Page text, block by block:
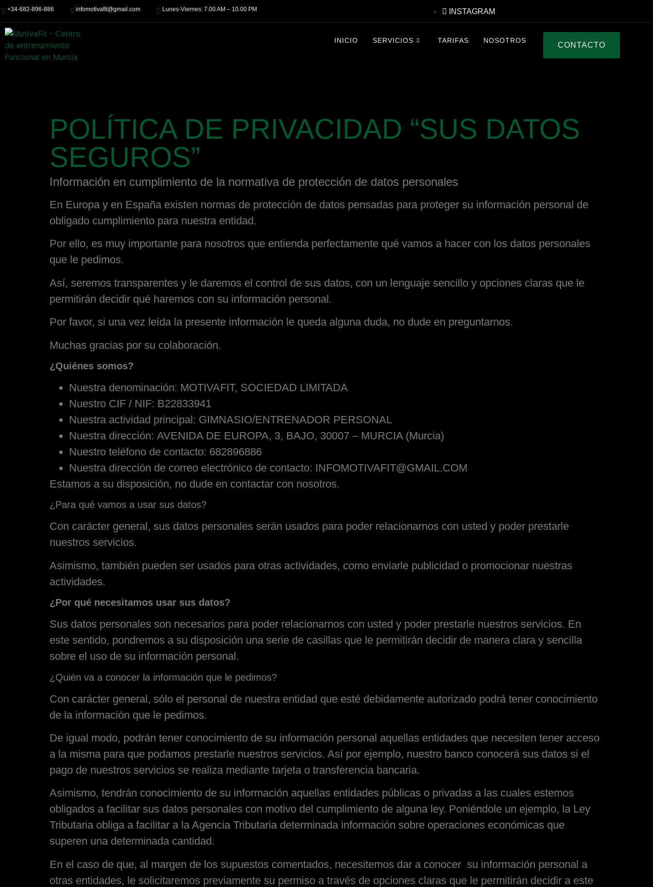
+34-682-896-886 infomotivafit@gmail.com Lunes-Viernes: 7.00 AM – 10.00 PM INSTAGRAM
INICIO SERVICIOS TARIFAS NOSOTROS
CONTACTO
POLÍTICA DE PRIVACIDAD “SUS DATOS
SEGUROS”
Información en cumplimiento de la normativa de protección de datos personales
En Europa y en España existen normas de protección de datos pensadas para proteger su información personal de
obligado cumplimiento para nuestra entidad.
Por ello, es muy importante para nosotros que entienda perfectamente qué vamos a hacer con los datos personales
que le pedimos.
Así, seremos transparentes y le daremos el control de sus datos, con un lenguaje sencillo y opciones claras que le
permitirán decidir qué haremos con su información personal.
Por favor, si una vez leída la presente información le queda alguna duda, no dude en preguntarnos.
Muchas gracias por su colaboración.
¿ Quiénes somos?
Nuestra denominación: MOTIVAFIT, SOCIEDAD LIMITADA
Nuestro CIF / NIF: B22833941
Nuestra actividad principal: GIMNASIO/ENTRENADOR PERSONAL
Nuestra dirección: AVENIDA DE EUROPA, 3, BAJO, 30007 – MURCIA (Murcia)
Nuestro teléfono de contacto: 682896886
Nuestra dirección de correo electrónico de contacto: INFOMOTIVAFIT@GMAIL.COM
Estamos a su disposición, no dude en contactar con nosotros.
¿Para qué vamos a usar sus datos?
Con carácter general, sus datos personales serán usados para poder relacionarnos con usted y poder prestarle
nuestros servicios.
Asimismo, también pueden ser usados para otras actividades, como enviarle publicidad o promocionar nuestras
actividades.
¿Por qué necesitamos usar sus datos?
Sus datos personales son necesarios para poder relacionarnos con usted y poder prestarle nuestros servicios. En
este sentido, pondremos a su disposición una serie de casillas que le permitirán decidir de manera clara y sencilla
sobre el uso de su información personal.
¿Quién va a conocer la información que le pedimos?
Con carácter general, sólo el personal de nuestra entidad que esté debidamente autorizado podrá tener conocimiento
de la información que le pedimos.
De igual modo, podrán tener conocimiento de su información personal aquellas entidades que necesiten tener acceso
a la misma para que podamos prestarle nuestros servicios. Así por ejemplo, nuestro banco conocerá sus datos si el
pago de nuestros servicios se realiza mediante tarjeta o transferencia bancaria.
Asimismo, tendrán conocimiento de su información aquellas entidades públicas o privadas a las cuales estemos
obligados a facilitar sus datos personales con motivo del cumplimiento de alguna ley. Poniéndole un ejemplo, la Ley
Tributaria obliga a facilitar a la Agencia Tributaria determinada información sobre operaciones económicas que
superen una determinada cantidad.
En el caso de que, al margen de los supuestos comentados, necesitemos dar a conocer su información personal a
otras entidades, le solicitaremos previamente su permiso a través de opciones claras que le permitirán decidir a este